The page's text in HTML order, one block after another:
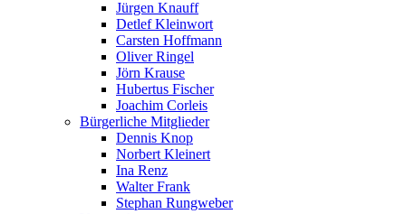
Jürgen Knauff
Detlef Kleinwort
Carsten Hoffmann
Oliver Ringel
Jörn Krause
Hubertus Fischer
Joachim Corleis
Bürgerliche Mitglieder
Dennis Knop
Norbert Kleinert
Ina Renz
Walter Frank
Stephan Rungweber